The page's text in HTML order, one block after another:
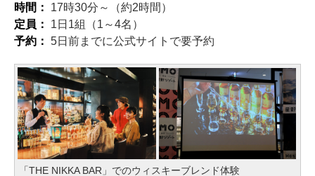
時間： 17時30分～（約2時間）
定員： 1日1組（1～4名）
予約： 5日前までに公式サイトで要予約
「THE NIKKA BAR」でのウィスキーブレンド体験